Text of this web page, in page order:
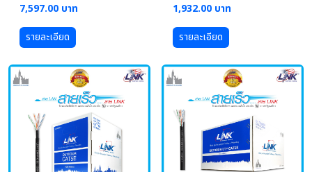
7,597.00 บาท
รายละเอียด
1,932.00 บาท
รายละเอียด